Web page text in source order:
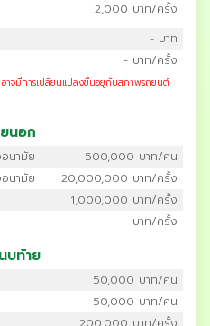
2,000 บาท/ครั้ง
- บาท
- บาท/ครั้ง
าจมีการเปลี่ยนแปลงขึ้นอยู่กับสภาพรถยนต์
นอก
นามัย
500,000 บาท/คน
นามัย
20,000,000 บาท/ครั้ง
1,000,000 บาท/ครั้ง
- บาท/ครั้ง
บท้าย
50,000 บาท/คน
50,000 บาท/คน